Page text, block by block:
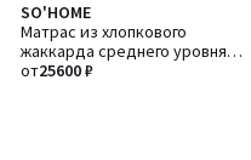
SO'HOME
Матрас из хлопкового
жаккарда среднего уровня
жесткости
от25600 ₽